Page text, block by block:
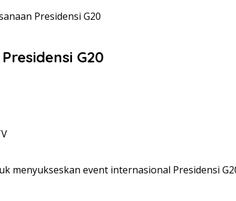
Presidensi G20
G20
menyukseskan event internasional Presidensi